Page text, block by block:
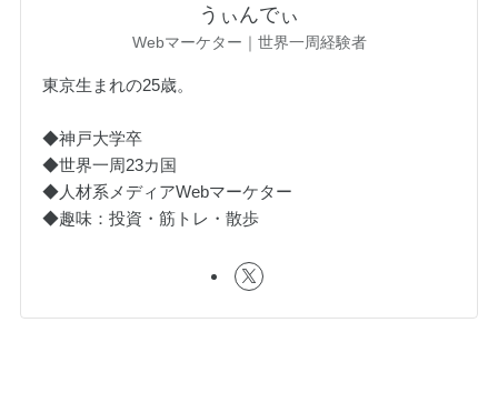
うぃんでぃ
Webマーケター｜世界一周経験者
東京生まれの25歳。
◆神戸大学卒
◆世界一周23カ国
◆人材系メディアWebマーケター
◆趣味：投資・筋トレ・散歩